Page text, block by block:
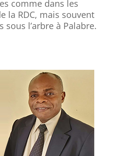
comme dans les
la RDC, mais souvent
sous l’arbre à Palabre.